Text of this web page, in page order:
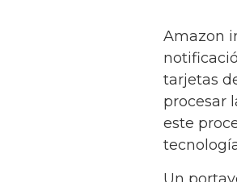
Amazon
tarjetas
procesar
este